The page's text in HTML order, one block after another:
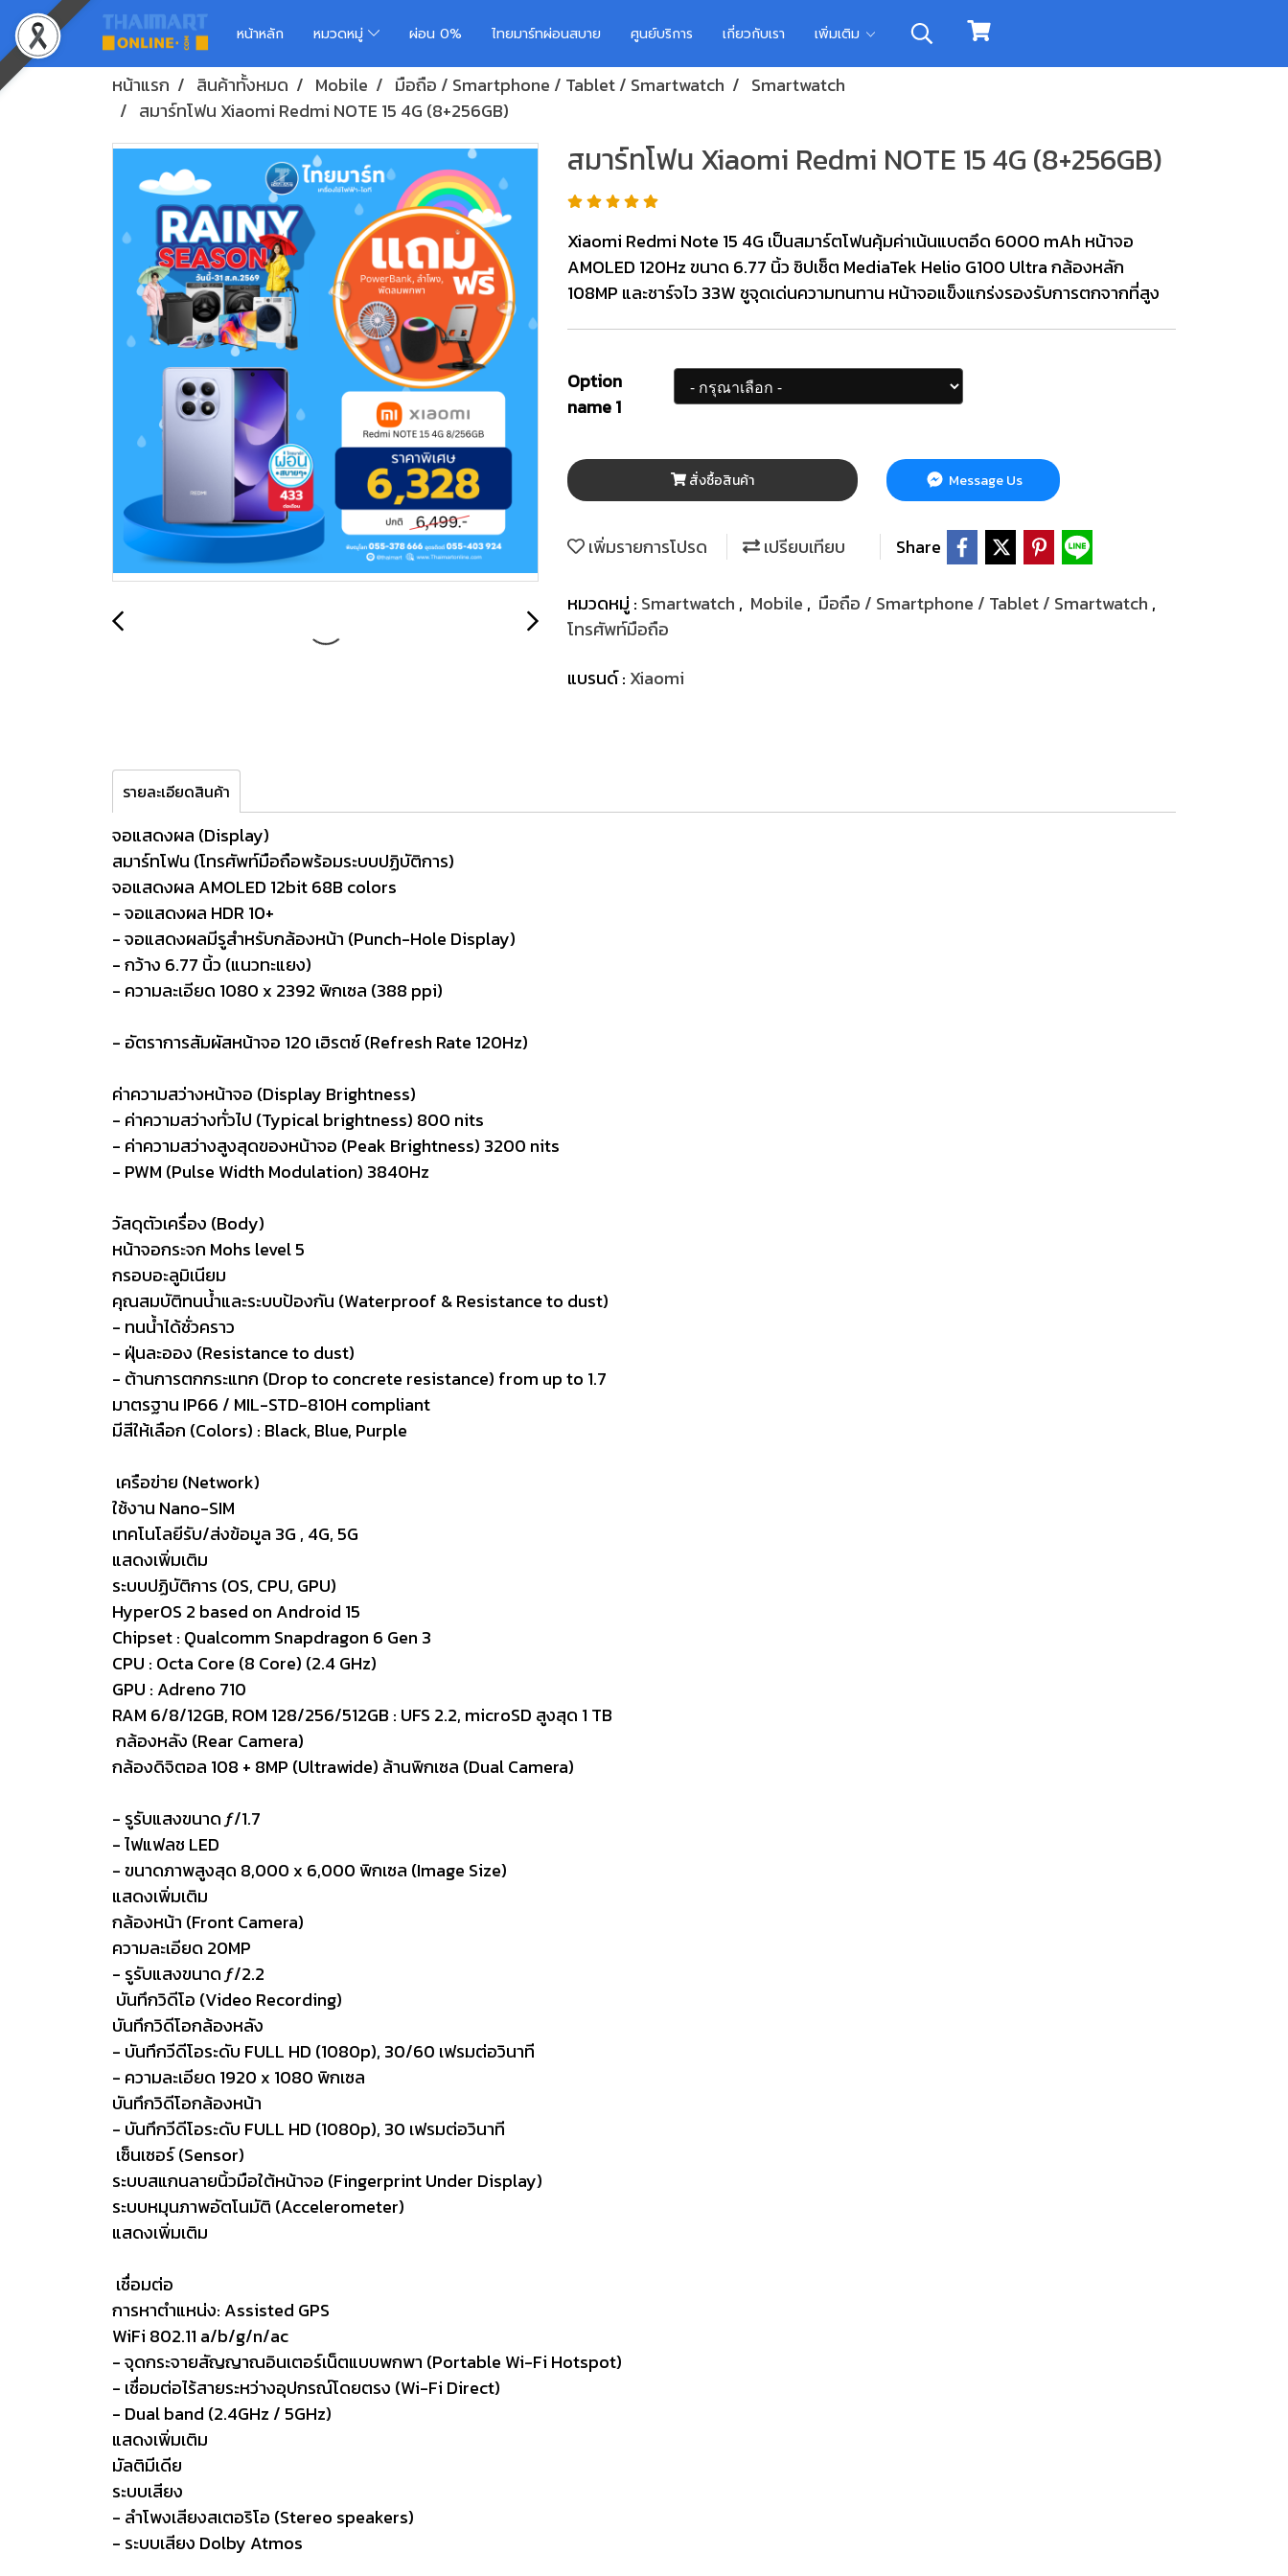
หน้าหลัก หมวดหมู่ ผ่อน 0% ไทยมาร์ทผ่อนสบาย ศูนย์บริการ เกี่ยวกับเรา เพิ่มเติม
หน้าแรก สินค้าทั้งหมด Mobile มือถือ / Smartphone / Tablet / Smartwatch
Smartwatch
สมาร์ทโฟน Xiaomi Redmi NOTE 15 4G (8+256GB)
สมาร์ทโฟน Xiaomi Redmi NOTE 15 4G (8+256GB)
Xiaomi Redmi Note 15 4G เป็นสมาร์ตโฟนคุ้มค่าเน้นแบตอึด 6000 mAh หน้าจอ
AMOLED 120Hz ขนาด 6.77 นิ้ว ชิปเซ็ต MediaTek Helio G100 Ultra กล้องหลัก
108MP และชาร์จไว 33W ชูจุดเด่นความทนทาน หน้าจอแข็งแกร่งรองรับการตกจากที่สูง
Option
name 1
สั่งซื้อสินค้า Message Us
เพิ่มรายการโปรด เปรียบเทียบ Share
หมวดหมู่ : Smartwatch , Mobile , มือถือ / Smartphone / Tablet / Smartwatch ,
โทรศัพท์มือถือ
แบรนด์ : Xiaomi
รายละเอียดสินค้า
จอแสดงผล (Display)
สมาร์ทโฟน (โทรศัพท์มือถือพร้อมระบบปฏิบัติการ)
จอแสดงผล AMOLED 12bit 68B colors
- จอแสดงผล HDR 10+
- จอแสดงผลมีรูสำหรับกล้องหน้า (Punch-Hole Display)
- กว้าง 6.77 นิ้ว (แนวทะแยง)
- ความละเอียด 1080 x 2392 พิกเซล (388 ppi)
- อัตราการสัมผัสหน้าจอ 120 เฮิรตซ์ (Refresh Rate 120Hz)
ค่าความสว่างหน้าจอ (Display Brightness)
- ค่าความสว่างทั่วไป (Typical brightness) 800 nits
- ค่าความสว่างสูงสุดของหน้าจอ (Peak Brightness) 3200 nits
- PWM (Pulse Width Modulation) 3840Hz
วัสดุตัวเครื่อง (Body)
หน้าจอกระจก Mohs level 5
กรอบอะลูมิเนียม
คุณสมบัติทนน้ำและระบบป้องกัน (Waterproof & Resistance to dust)
- ทนน้ำได้ชั่วคราว
- ฝุ่นละออง (Resistance to dust)
- ต้านการตกกระแทก (Drop to concrete resistance) from up to 1.7
มาตรฐาน IP66 / MIL-STD-810H compliant
มีสีให้เลือก (Colors) : Black, Blue, Purple
เครือข่าย (Network)
ใช้งาน Nano-SIM
เทคโนโลยีรับ/ส่งข้อมูล 3G , 4G, 5G
แสดงเพิ่มเติม
ระบบปฏิบัติการ (OS, CPU, GPU)
HyperOS 2 based on Android 15
Chipset : Qualcomm Snapdragon 6 Gen 3
CPU : Octa Core (8 Core) (2.4 GHz)
GPU : Adreno 710
RAM 6/8/12GB, ROM 128/256/512GB : UFS 2.2, microSD สูงสุด 1 TB
กล้องหลัง (Rear Camera)
กล้องดิจิตอล 108 + 8MP (Ultrawide) ล้านพิกเซล (Dual Camera)
- รูรับแสงขนาด ƒ/1.7
- ไฟแฟลช LED
- ขนาดภาพสูงสุด 8,000 x 6,000 พิกเซล (Image Size)
แสดงเพิ่มเติม
กล้องหน้า (Front Camera)
ความละเอียด 20MP
- รูรับแสงขนาด ƒ/2.2
บันทึกวิดีโอ (Video Recording)
บันทึกวิดีโอกล้องหลัง
- บันทึกวีดีโอระดับ FULL HD (1080p), 30/60 เฟรมต่อวินาที
- ความละเอียด 1920 x 1080 พิกเซล
บันทึกวิดีโอกล้องหน้า
- บันทึกวีดีโอระดับ FULL HD (1080p), 30 เฟรมต่อวินาที
เซ็นเซอร์ (Sensor)
ระบบสแกนลายนิ้วมือใต้หน้าจอ (Fingerprint Under Display)
ระบบหมุนภาพอัตโนมัติ (Accelerometer)
แสดงเพิ่มเติม
เชื่อมต่อ
การหาตำแหน่ง: Assisted GPS
WiFi 802.11 a/b/g/n/ac
- จุดกระจายสัญญาณอินเตอร์เน็ตแบบพกพา (Portable Wi-Fi Hotspot)
- เชื่อมต่อไร้สายระหว่างอุปกรณ์โดยตรง (Wi-Fi Direct)
- Dual band (2.4GHz / 5GHz)
แสดงเพิ่มเติม
มัลติมีเดีย
ระบบเสียง
- ลำโพงเสียงสเตอริโอ (Stereo speakers)
- ระบบเสียง Dolby Atmos